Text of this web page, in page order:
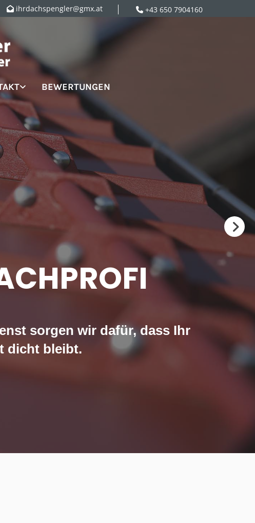
 ihrdachspengler@gmx.at  +43 650 7904160
BEWERTUNGEN
sorgen wir dafür, dass Ihr
dicht bleibt.